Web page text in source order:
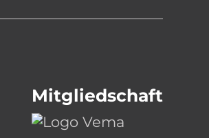
Mitgliedschaft